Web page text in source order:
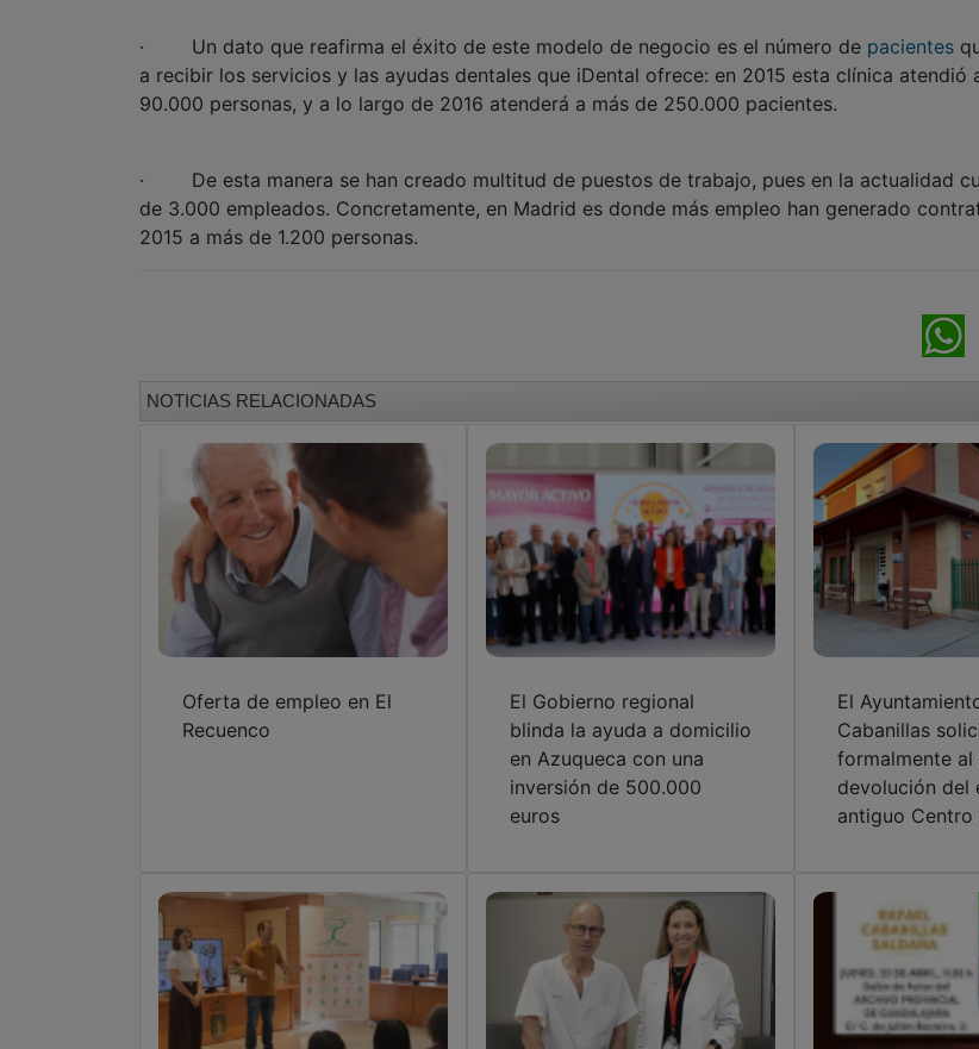
· Un dato que reafirma el éxito de este modelo de negocio es el número de pacientes
a recibir los servicios y las ayudas dentales que iDental ofrece: en 2015 esta clínica atendió
90.000 personas, y a lo largo de 2016 atenderá a más de 250.000 pacientes.
· De esta manera se han creado multitud de puestos de trabajo, pues en la actualidad
de 3.000 empleados. Concretamente, en Madrid es donde más empleo han generado
2015 a más de 1.200 personas.
NOTICIAS RELACIONADAS
Oferta de empleo en El
Recuenco
El Gobierno regional
blinda la ayuda a domicilio
en Azuqueca con una
inversión de 500.000
euros
El
Cabanillas
formalmente al
devolución del
antiguo Centro